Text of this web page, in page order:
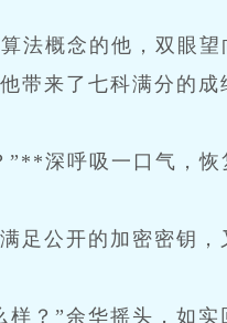
概念的他，双眼望
带来了七科满分的
深呼吸一口气，
足公开的加密密钥
？”余华摇头，如